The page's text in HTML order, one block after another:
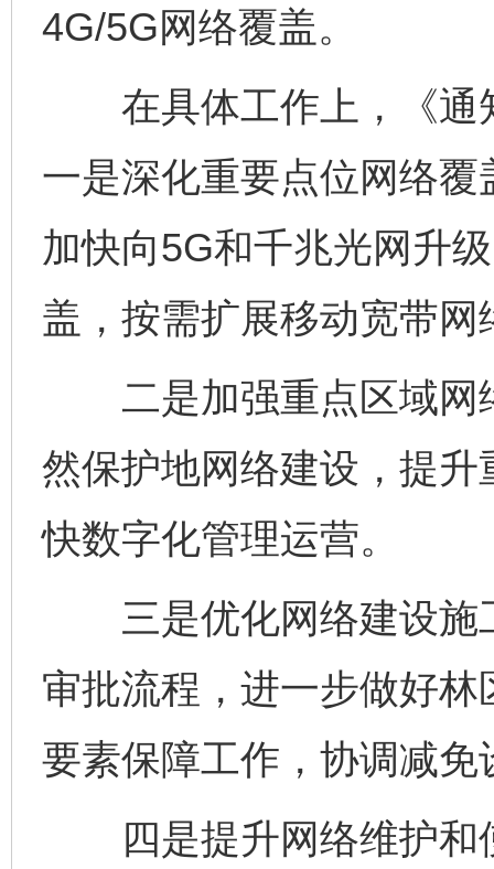
4G/5G网络覆盖。
在具体工作上，《通
一是深化重要点位网络
加快向5G和千兆光网升
盖，按需扩展移动宽带
二是加强重点区域网
然保护地网络建设，提
快数字化管理运营。
三是优化网络建设施
审批流程，进一步做好
要素保障工作，协调减
四是提升网络维护和